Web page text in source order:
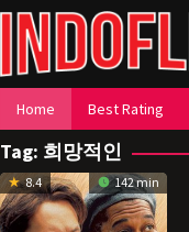
Home Best Rating
Tag: 희망적인
8.4 142 min